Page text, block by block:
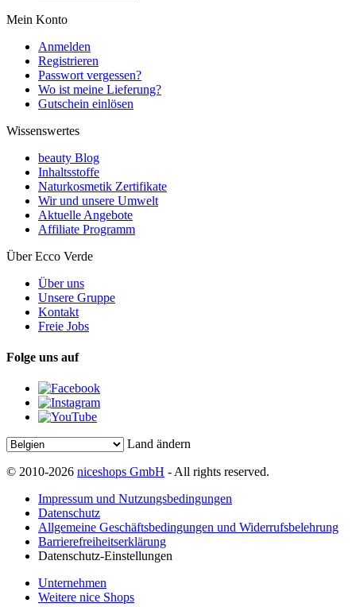
Mein Konto
Anmelden
Registrieren
Passwort vergessen?
Wo ist meine Lieferung?
Gutschein einlösen
Wissenswertes
beauty Blog
Inhaltsstoffe
Naturkosmetik Zertifikate
Wir und unsere Umwelt
Aktuelle Angebote
Affiliate Programm
Über Ecco Verde
Über uns
Unsere Gruppe
Kontakt
Freie Jobs
Folge uns auf
Land ändern
© 2010-2026 niceshops GmbH - All rights reserved.
Impressum und Nutzungsbedingungen
Datenschutz
Allgemeine Geschäftsbedingungen und Widerrufsbelehrung
Barrierefreiheitserklärung
Datenschutz-Einstellungen
Unternehmen
Weitere nice Shops